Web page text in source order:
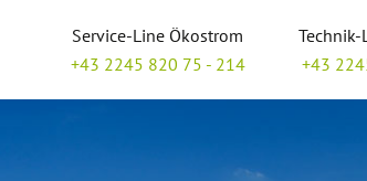
Service-Line Ökostrom
+43 2245 820 75 - 214
+43